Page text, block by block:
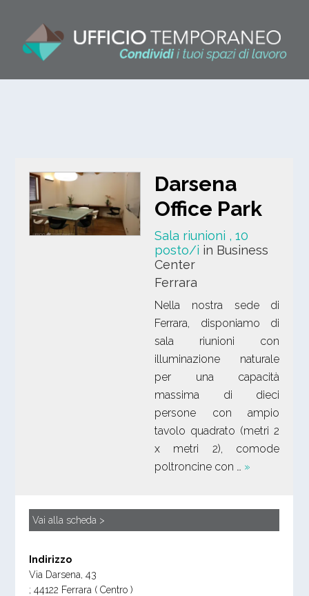
Darsena
Office Park
Sala riunioni , 10
posto/i in Business
Center
Ferrara
Nella nostra sede di
Ferrara, disponiamo di
sala riunioni con
illuminazione naturale
per una capacità
massima di dieci
persone con ampio
tavolo quadrato (metri 2
x metri 2), comode
poltroncine con … »
Vai alla scheda >
Indirizzo
Via Darsena, 43
;44122 Ferrara ( Centro )